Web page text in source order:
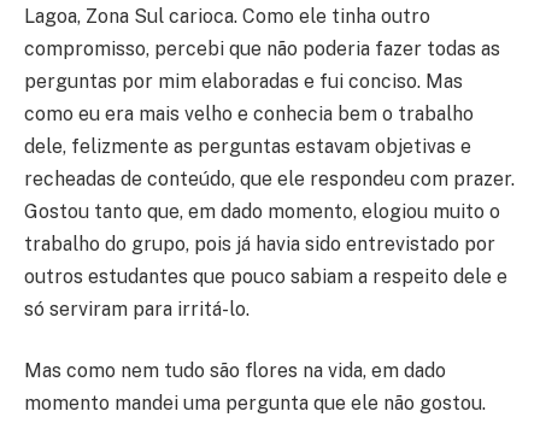
Lagoa, Zona Sul carioca. Como ele tinha outro
compromisso, percebi que não poderia fazer todas as
perguntas por mim elaboradas e fui conciso. Mas
como eu era mais velho e conhecia bem o trabalho
dele, felizmente as perguntas estavam objetivas e
recheadas de conteúdo, que ele respondeu com prazer.
Gostou tanto que, em dado momento, elogiou muito o
trabalho do grupo, pois já havia sido entrevistado por
outros estudantes que pouco sabiam a respeito dele e
só serviram para irritá-lo.
Mas como nem tudo são flores na vida, em dado
momento mandei uma pergunta que ele não gostou.